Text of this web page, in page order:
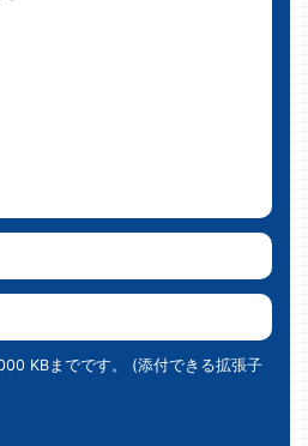
KBまでです。 (添付できる拡張子